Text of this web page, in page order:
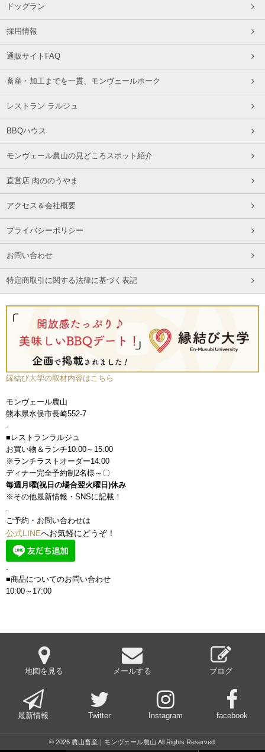
ドッグラン
採用情報
通販サイトFAQ
畜産・加工までを一貫、モンヴェールポーク
レストラン ラルジュ
BBQハウス
モンヴェール農山の見どころスポット紹介
直営店 肉ののうやま
アクセス＆会社概要
プライバシーポリシー
お問い合わせ
特定商取引に関する法律に基づく表記
縁結び大学の取材内容はこちら
モンヴェール農山
熊本県水俣市長崎552-7
.
■レストランラルジュ
お買い物＆ランチ10:00～15:00
※ランチラストオーダー14:00
ディナー完全予約制2名様～〇
毎週月曜(祝日の場合翌火曜日)休み
※その他最新情報・SNSに記載！
.
ご予約・お問い合わせは
公式LINEへお気軽にどうぞ！
■商品についてのお問い合わせ
10:00～17:00
地図を見る メールする ブログ
最新情報 Twitter Instagram facebook
© 2026 農山畜産｜モンヴェール農山 All Rights Reserved.